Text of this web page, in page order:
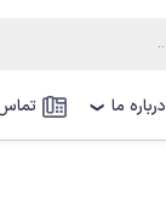
درباره ما ❯